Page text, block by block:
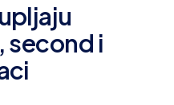
second i